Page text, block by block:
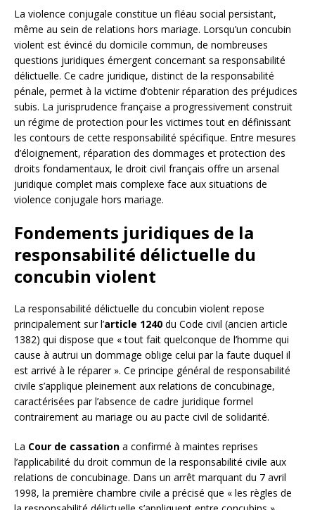
La violence conjugale constitue un fléau social persistant,
même au sein de relations hors mariage. Lorsqu’un concubin
violent est évincé du domicile commun, de nombreuses
questions juridiques émergent concernant sa responsabilité
délictuelle. Ce cadre juridique, distinct de la responsabilité
pénale, permet à la victime d’obtenir réparation des préjudices
subis. La jurisprudence française a progressivement construit
un régime de protection pour les victimes tout en définissant
les contours de cette responsabilité spécifique. Entre mesures
d’éloignement, réparation des dommages et protection des
droits fondamentaux, le droit civil français offre un arsenal
juridique complet mais complexe face aux situations de
violence conjugale hors mariage.
Fondements juridiques de la
responsabilité délictuelle du
concubin violent
La responsabilité délictuelle du concubin violent repose
principalement sur l’article 1240 du Code civil (ancien article
1382) qui dispose que « tout fait quelconque de l’homme qui
cause à autrui un dommage oblige celui par la faute duquel il
est arrivé à le réparer ». Ce principe général de responsabilité
civile s’applique pleinement aux relations de concubinage,
caractérisées par l’absence de cadre juridique formel
contrairement au mariage ou au pacte civil de solidarité.
La Cour de cassation a confirmé à maintes reprises
l’applicabilité du droit commun de la responsabilité civile aux
relations de concubinage. Dans un arrêt marquant du 7 avril
1998, la première chambre civile a précisé que « les règles de